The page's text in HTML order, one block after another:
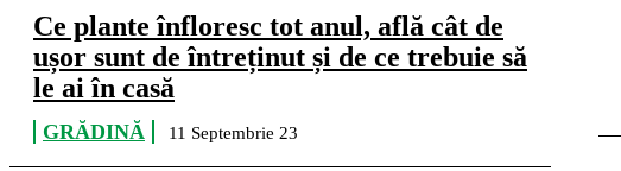
Ce plante înfloresc tot anul, află cât de
ușor sunt de întreținut și de ce trebuie să
le ai în casă
GRĂDINĂ 11 Septembrie 23